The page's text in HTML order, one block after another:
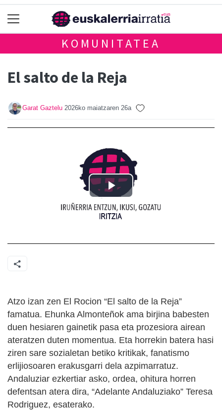
KOMUNITATEA
El salto de la Reja
Garat Gaztelu 2026ko maiatzaren 26a
Atzo izan zen El Rocion “El salto de la Reja”
famatua. Ehunka Almonteñok ama birjina babesten
duen hesiaren gainetik pasa eta prozesiora airean
ateratzen duten momentua. Eta horrekin batera hasi
ziren sare sozialetan betiko kritikak, fanatismo
erlijiosoaren erakusgarri dela azpimarratuz.
Andaluziar ezkertiar asko, ordea, ohitura horren
defentsan atera dira, “Adelante Andaluziako” Teresa
Rodriguez, esaterako.